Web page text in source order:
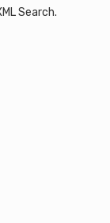
Search.